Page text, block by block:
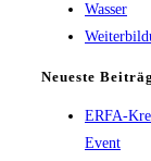
Wasser
Neueste
ERFA-
Event